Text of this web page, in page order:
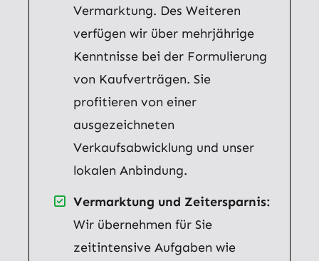
Vermarktung. Des Weiteren
verfügen wir über mehrjährige
Kenntnisse bei der Formulierung
von Kaufverträgen. Sie
profitieren von einer
ausgezeichneten
Verkaufsabwicklung und unser
lokalen Anbindung.
Vermarktung und Zeitersparnis:
Wir übernehmen für Sie
zeitintensive Aufgaben wie